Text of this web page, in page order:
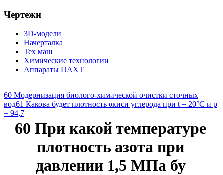
Чертежи
3D-модели
Начерталка
Тех маш
Химические технологии
Аппараты ПАХТ
60 Модернизация биолого-химической очистки сточных
вод61 Какова будет плотность окиси углерода при t = 20°С и р
= 94,7
60 При какой температуре
плотность азота при
давлении 1,5 МПа бу